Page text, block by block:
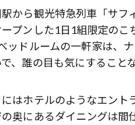
から観光特急列車「サフ
ープンした1日1組限定の
ッドルームの一軒家は、
で、誰の目も気にすること
にはホテルのようなエン
の奥にあるダイニングは間